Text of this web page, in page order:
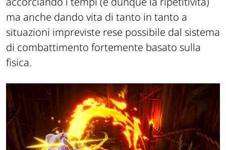
ma anche dando vita di tanto in tanto a
situazioni impreviste rese possibile dal sistema
di combattimento fortemente basato sulla
fisica.